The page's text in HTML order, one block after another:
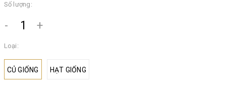
Số lượng:
- +
Loại:
CỦ GIỐNG HẠT GIỐNG